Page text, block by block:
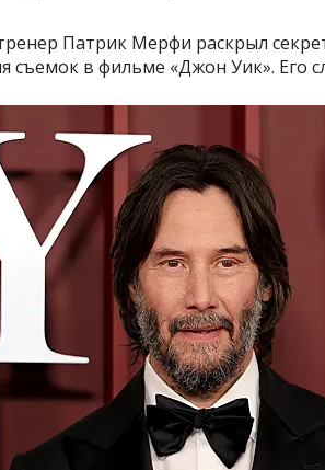
Патрик Мерфи раскрыл
съемок в фильме «Джон Уик». Его